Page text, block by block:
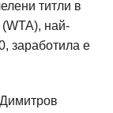
титли в
най-
заработила е